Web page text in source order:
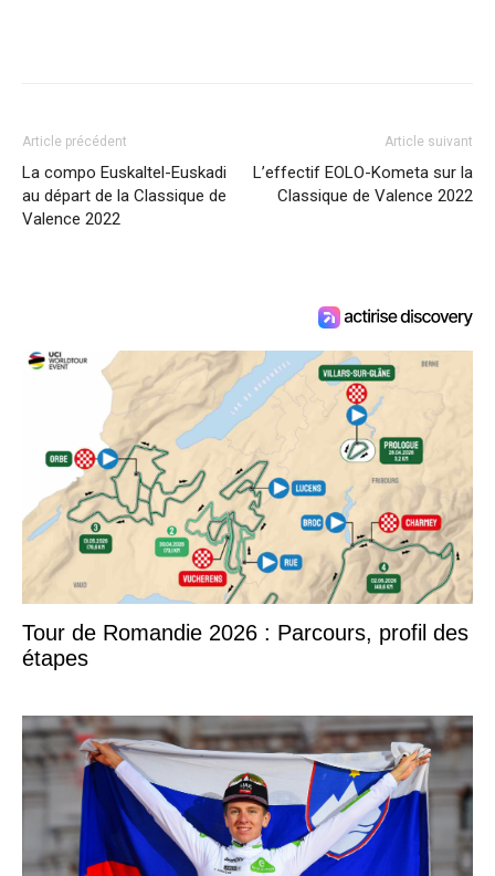
Article précédent
La compo Euskaltel-Euskadi
au départ de la Classique de
Valence 2022
Article suivant
L’effectif EOLO-Kometa sur la
Classique de Valence 2022
Tour de Romandie 2026 : Parcours, profil des
étapes